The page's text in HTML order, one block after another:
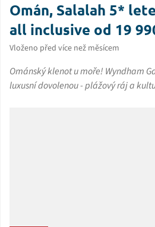
Omán, Salalah 5*
all inclusive od 19
Vloženo před více než měsícem
Ománský klenot u moře! Wyndham
luxusní dovolenou - plážový ráj a